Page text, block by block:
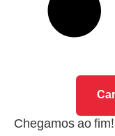
Chegamos ao fim!